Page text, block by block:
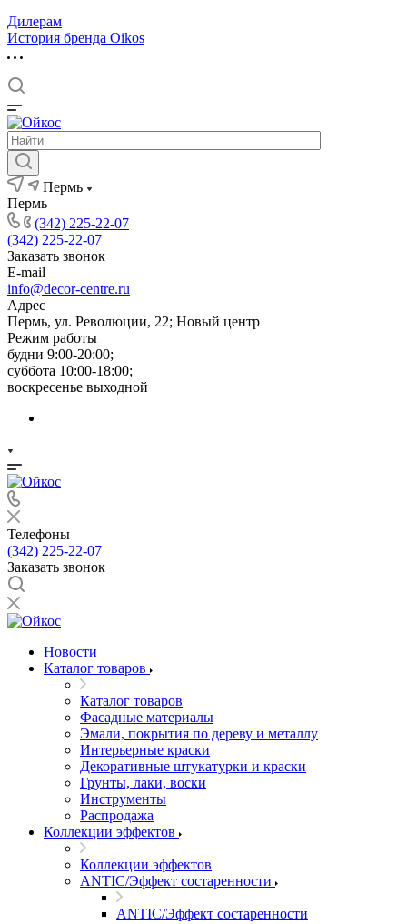
Дилерам
История бренда Oikos
Пермь
Пермь
(342) 225-22-07
(342) 225-22-07
Заказать звонок
E-mail
info@decor-centre.ru
Адрес
Пермь, ул. Революции, 22; Новый центр
Режим работы
будни 9:00-20:00;
суббота 10:00-18:00;
воскресенье выходной
Телефоны
(342) 225-22-07
Заказать звонок
Новости
Каталог товаров
Каталог товаров
Фасадные материалы
Эмали, покрытия по дереву и металлу
Интерьерные краски
Декоративные штукатурки и краски
Грунты, лаки, воски
Инструменты
Распродажа
Коллекции эффектов
Коллекции эффектов
ANTIC/Эффект состаренности
ANTIC/Эффект состаренности